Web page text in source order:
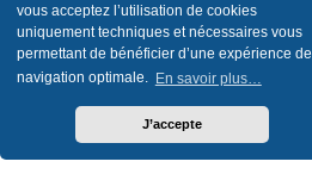
vous acceptez l’utilisation de cookies
uniquement techniques et nécessaires vous
permettant de bénéficier d’une expérience de
navigation optimale. En savoir plus…
J’accepte